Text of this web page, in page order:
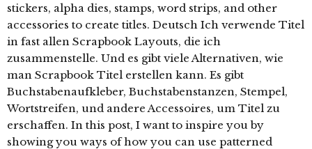
stickers, alpha dies, stamps, word strips, and other
accessories to create titles. Deutsch Ich verwende Titel
in fast allen Scrapbook Layouts, die ich
zusammenstelle. Und es gibt viele Alternativen, wie
man Scrapbook Titel erstellen kann. Es gibt
Buchstabenaufkleber, Buchstabenstanzen, Stempel,
Wortstreifen, und andere Accessoires, um Titel zu
erschaffen. In this post, I want to inspire you by
showing you ways of how you can use patterned